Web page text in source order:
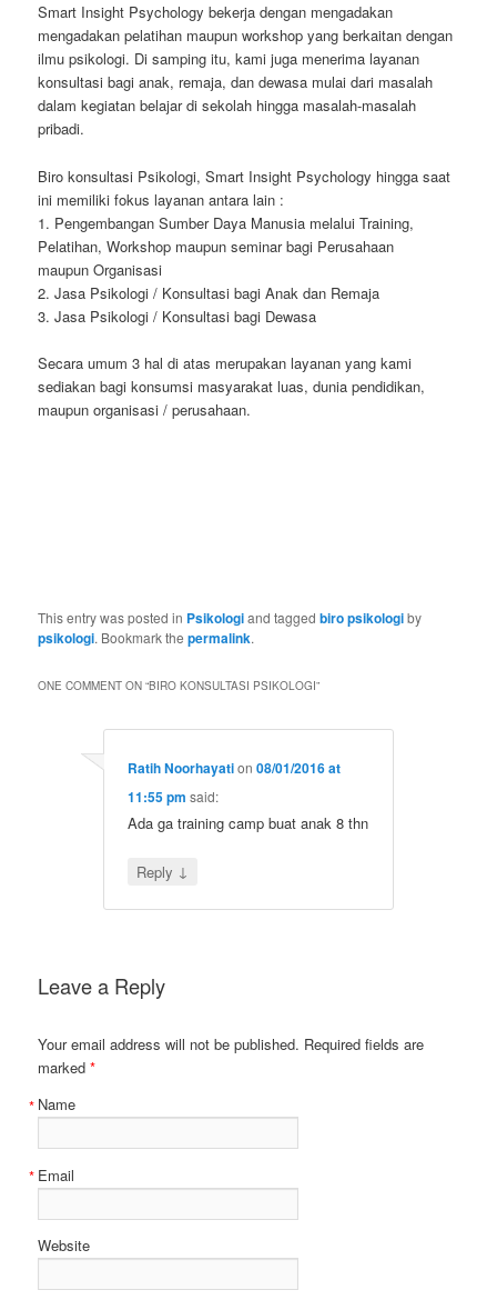
Smart Insight Psychology bekerja dengan mengadakan
mengadakan pelatihan maupun workshop yang berkaitan dengan
ilmu psikologi. Di samping itu, kami juga menerima layanan
konsultasi bagi anak, remaja, dan dewasa mulai dari masalah
dalam kegiatan belajar di sekolah hingga masalah-masalah
pribadi.
Biro konsultasi Psikologi, Smart Insight Psychology hingga saat
ini memiliki fokus layanan antara lain :
1. Pengembangan Sumber Daya Manusia melalui Training,
Pelatihan, Workshop maupun seminar bagi Perusahaan
maupun Organisasi
2. Jasa Psikologi / Konsultasi bagi Anak dan Remaja
3. Jasa Psikologi / Konsultasi bagi Dewasa
Secara umum 3 hal di atas merupakan layanan yang kami
sediakan bagi konsumsi masyarakat luas, dunia pendidikan,
maupun organisasi / perusahaan.
This entry was posted in Psikologiand taggedbiro psikologiby
psikologi. Bookmark thepermalink.
ONE COMMENT ON “BIRO KONSULTASI PSIKOLOGI”
Ratih Noorhayation08/01/2016 at
11:55 pm said:
Ada ga training camp buat anak 8 thn
Reply ↓
Leave a Reply
Your email address will not be published. Required fields are
marked*
Name
*
Email
*
Website